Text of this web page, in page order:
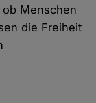
Menschen
die Freiheit